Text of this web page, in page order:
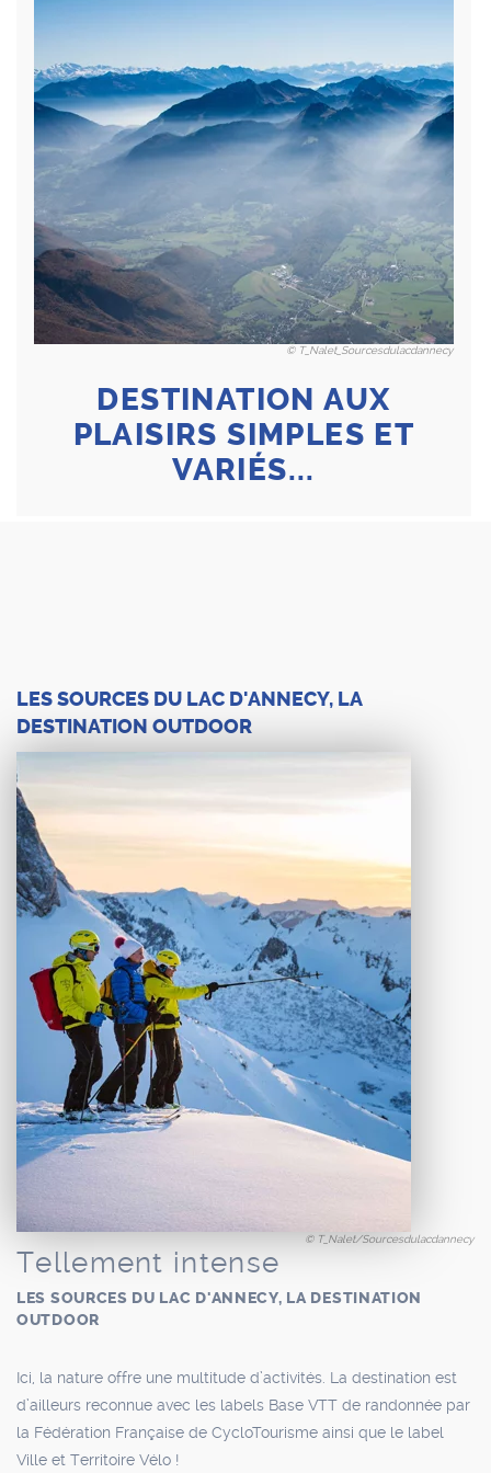
© T_Nalet_Sourcesdulacdannecy
DESTINATION AUX
PLAISIRS SIMPLES ET
VARIÉS...
LES SOURCES DU LAC D'ANNECY, LA
DESTINATION OUTDOOR
© T_Nalet/Sourcesdulacdannecy
Tellement intense
LES SOURCES DU LAC D'ANNECY, LA DESTINATION
OUTDOOR
Ici, la nature offre une multitude d’activités. La destination est
d’ailleurs reconnue avec les labels Base VTT de randonnée par
la Fédération Française de CycloTourisme ainsi que le label
Ville et Territoire Vélo !